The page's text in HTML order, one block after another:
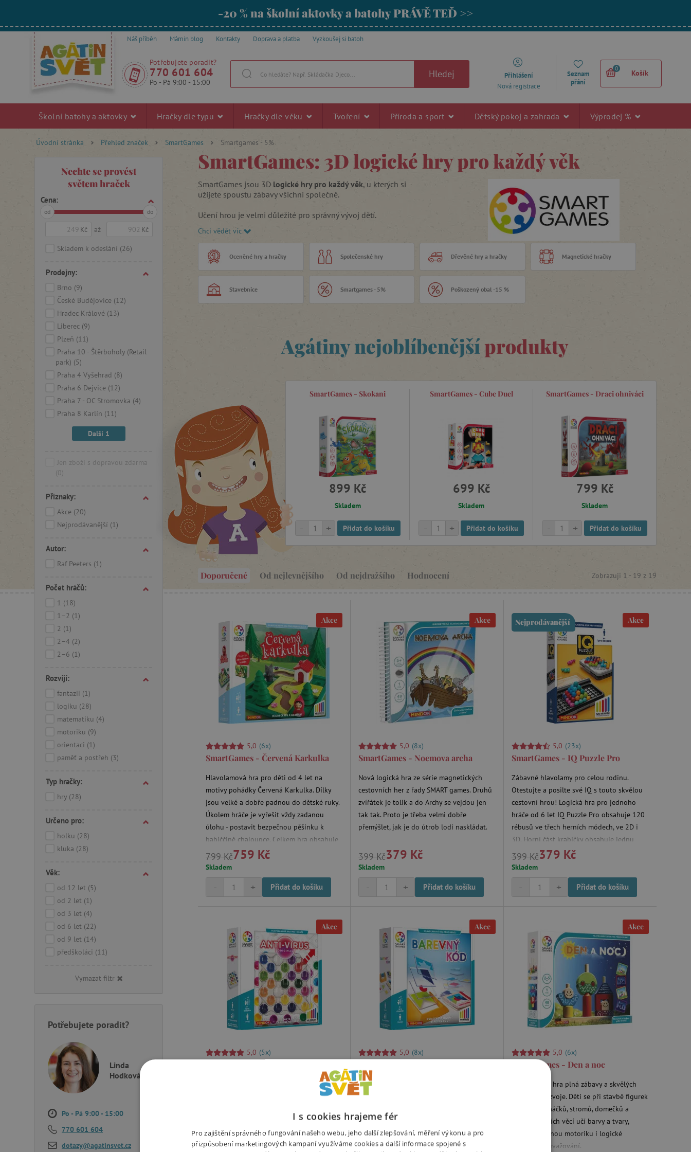
-20 % na školní aktovky a batohy PRÁVĚ TEĎ >>
Náš příběh Mámin blog Kontakty Doprava a platba Vyzkoušej si batoh
Potřebujete poradit?
770 601 604
Po - Pá 9:00 - 15:00
Hledej
Přihlášení
Nová registrace
Seznam
přání
0
Košík
Školní batohy a aktovky Hračky dle typu Hračky dle věku Tvoření Příroda a sport Dětský pokoj a zahrada Výprodej %
Úvodní stránka Přehled značek SmartGames Smartgames - 5%
Nechte se provést
světem hraček
Cena:
od do
Kč až Kč
Skladem k odeslání (26)
Prodejny:
Brno (9)
České Budějovice (12)
Hradec Králové (13)
Liberec (9)
Plzeň (11)
Praha 10 - Štěrboholy (Retail
park) (5)
Praha 4 Vyšehrad (8)
Praha 6 Dejvice (12)
Praha 7 - OC Stromovka (4)
Praha 8 Karlín (11)
Další 1
Jen zboží s dopravou zdarma
(0)
Příznaky:
Akce (20)
Nejprodávanější (1)
Autor:
Raf Peeters (1)
Počet hráčů:
1 (18)
1–2 (1)
2 (1)
2–4 (2)
2–6 (1)
Rozvíjí:
fantazii (1)
logiku (28)
matematiku (4)
motoriku (9)
orientaci (1)
paměť a postřeh (3)
Typ hračky:
hry (28)
Určeno pro:
holku (28)
kluka (28)
Věk:
od 12 let (5)
od 2 let (1)
od 3 let (4)
od 6 let (22)
od 9 let (14)
předškoláci (11)
Vymazat filtr
Potřebujete poradit?
Linda
Hodková
Po - Pá 9:00 - 15:00
770 601 604
dotazy@agatinsvet.cz
SmartGames: 3D logické hry pro každý věk
SmartGames jsou 3D logické hry pro každý věk, u kterých si
užijete spoustu zábavy všichni společně.
Učení hrou je velmi důležité pro správný vývoj dětí.
dovednosti, učí se řešit problémy a lépe se soustředit na
daný úkol. SmartGames jsou tak skvělým řešením pro rodiče,
kteří hledají pro své děti příležitosti, jak všechny tyto
schopnosti rozvíjet. Hry SmartGames totiž nutí hráče
Chci vědět víc
Oceněné hry a hračky Společenské hry Dřevěné hry a hračky Magnetické hračky
Stavebnice Smartgames - 5% Poškozený obal -15 %
Agátiny nejoblíbenější produkty
SmartGames - Skokani
899 Kč
Skladem
+
- Přidat do košíku
SmartGames - Cube Duel
699 Kč
Skladem
+
- Přidat do košíku
SmartGames - Draci ohniváci
799 Kč
Skladem
+
- Přidat do košíku
Doporučené Od nejlevnějšího Od nejdražšího Hodnocení Zobrazuji 1 - 19 z 19
Akce
5,0 (6x)
SmartGames - Červená Karkulka
Hlavolamová hra pro děti od 4 let na
motivy pohádky Červená Karkulka. Dílky
jsou velké a dobře padnou do dětské ruky.
Úkolem hráče je vyřešit vždy zadanou
úlohu - postavit bezpečnou pěšinku k
babiččině chaloupce. Celkem hra obsahuje
48 zadání. 24 jednodušších bez vlka a 24
těžších s vlkem.
799 Kč759 Kč
Skladem
+
- Přidat do košíku
Akce
5,0 (8x)
SmartGames - Noemova archa
Nová logická hra ze série magnetických
cestovních her z řady SMART games. Druhů
zvířátek je tolik a do Archy se vejdou jen
tak tak. Proto je třeba velmi dobře
přemýšlet, jak je do útrob lodi naskládat.
399 Kč379 Kč
Skladem
+
- Přidat do košíku
Nejprodávanější Akce
5,0 (23x)
SmartGames - IQ Puzzle Pro
Zábavné hlavolamy pro celou rodinu.
Otestujte a posilte své IQ s touto skvělou
cestovní hrou! Logická hra pro jednoho
hráče od 6 let IQ Puzzle Pro obsahuje 120
rébusů ve třech herních módech, ve 2D i
3D. Horní část krabičky obsahuje jednu
herní desku pro 2D rébusy a speciální
desku pro 3D rébusy - pyramidu. Spodní
část krabičky přináší další tvar desky pro
2D rébusy. A to vše v malé kompaktní
399 Kč379 Kč
Skladem
+
- Přidat do košíku
Akce
5,0 (5x)
logických her SMART games. Zapojte své
Zákeřný virus napadl buňku lidského těla.
Dokážete se ho zbavit dříve, než se
rozmnoží a napadne další buňky?
Akce
5,0 (8x)
Barevný kód přináší explozi barevné
zábavy pro děti i dospělé. 100 různých
hodiny zábavy. Využijte 18 průhledných
destiček s různobarevnými tvary k ytvoření
obrázku ze zadání.
Akce
5,0 (6x)
SmartGames - Den a noc
Den a noc je hra plná zábavy a skvělých
možností rozvoje. Děti se při stavbě figurek
veselých panáčků, stromů, domečků a
spousty dalších věcí učí barvy a tvary,
rozvíjejí jemnou motoriku i logické
prostorové uvažování.
I s cookies hrajeme fér
Pro zajištění správného fungování našeho webu, jeho další zlepšování, měření výkonu a pro
přizpůsobení marketingových kampaní využíváme cookies a další informace spojené s